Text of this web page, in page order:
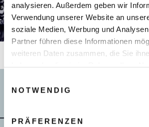
analysieren. Außerdem geben wir
Verwendung unserer Website an
soziale Medien, Werbung und
Partner führen diese Informationen
weiteren Daten zusammen, die Sie
w
NOTWENDIG
PRÄFERENZEN
Gut zu wissen